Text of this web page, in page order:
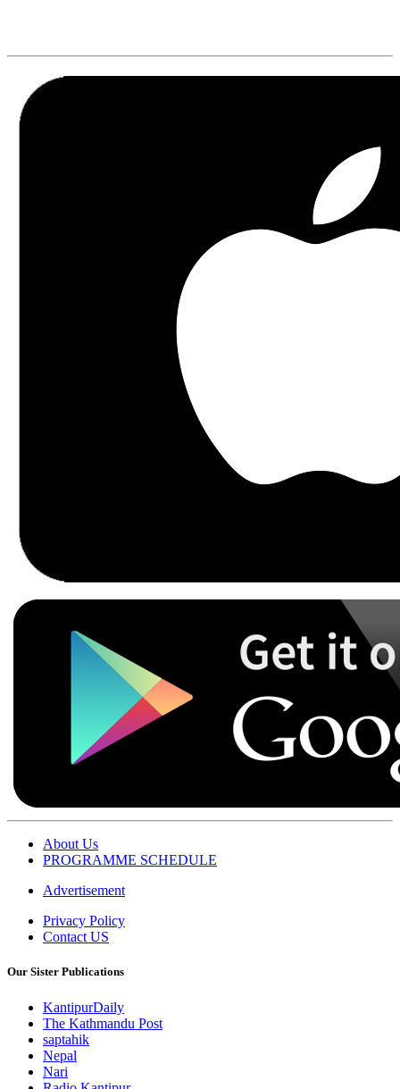
About Us
PROGRAMME SCHEDULE
Advertisement
Privacy Policy
Contact US
Our Sister Publications
KantipurDaily
The Kathmandu Post
saptahik
Nepal
Nari